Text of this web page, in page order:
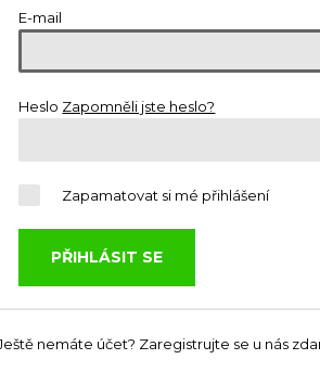
E-mail
Heslo Zapomněli jste heslo?
Zapamatovat si mé přihlášení
nemáte účet? Zaregistrujte se u nás